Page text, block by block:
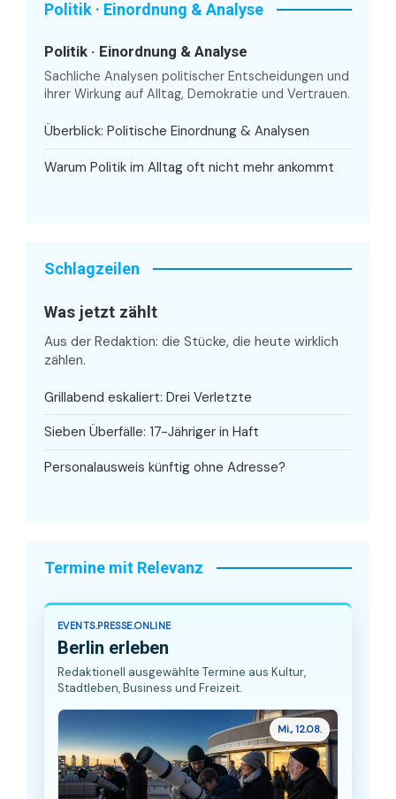
Politik · Einordnung & Analyse
Politik · Einordnung & Analyse
Sachliche Analysen politischer Entscheidungen und
ihrer Wirkung auf Alltag, Demokratie und Vertrauen.
Überblick: Politische Einordnung & Analysen
Warum Politik im Alltag oft nicht mehr ankommt
Schlagzeilen
Was jetzt zählt
Aus der Redaktion: die Stücke, die heute wirklich
zählen.
Grillabend eskaliert: Drei Verletzte
Sieben Überfälle: 17-Jähriger in Haft
Personalausweis künftig ohne Adresse?
Termine mit Relevanz
EVENTS.PRESSE.ONLINE
Berlin erleben
Redaktionell ausgewählte Termine aus Kultur,
Stadtleben, Business und Freizeit.
Mi., 12.08.